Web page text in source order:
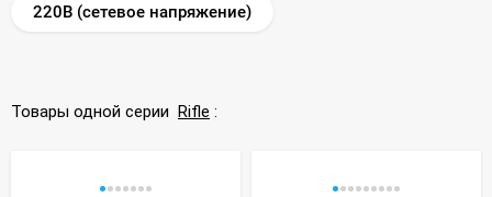
220В (сетевое напряжение)
Товары одной серии Rifle :